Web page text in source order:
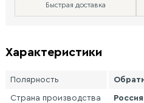
Быстрая доставка
Характеристики
Полярность
Страна производства Россия